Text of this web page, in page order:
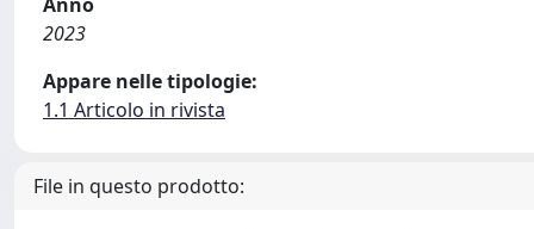
2023
Appare nelle tipologie:
1.1 Articolo in rivista
File in questo prodotto: